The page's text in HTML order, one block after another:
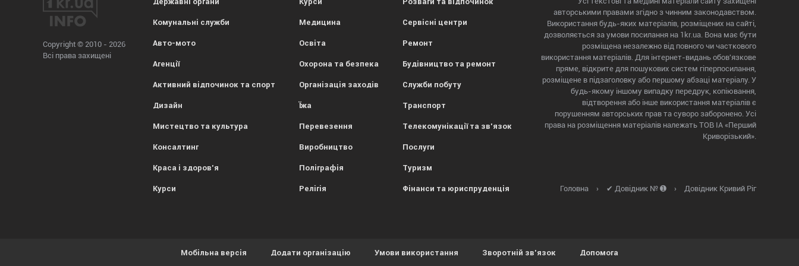
Copyright © 2010 - 2026
Всі права захищені
Комунальні служби
Авто-мото
Агенції
Активний відпочинок та спорт
Дизайн
Мистецтво та культура
Консалтинг
Краса і здоров'я
Курси
Медицина
Освіта
Охорона та безпека
Організація заходів
Їжа
Перевезення
Виробництво
Поліграфія
Релігія
Сервісні центри
Ремонт
Будівництво та ремонт
Служби побуту
Транспорт
Телекомунікації та зв'язок
Послуги
Туризм
Фінанси та юриспруденція
авторськими правами згідно з чинним законодавством.
Використання будь-яких матеріалів, розміщених на сайті,
дозволяється за умови посилання на 1kr.ua. Вона має бути
розміщена незалежно від повного чи часткового
використання матеріалів. Для інтернет-видань обов'язкове
пряме, відкрите для пошукових систем гіперпосилання,
розміщене в підзаголовку або першому абзаці матеріалу. У
будь-якому іншому випадку передрук, копіювання,
відтворення або інше використання матеріалів є
порушенням авторських прав та суворо заборонено. Усі
права на розміщення матеріалів належать ТОВ ІА «Перший
Криворізький».
Головна › ✔ Довідник № ➊ › Довідник Кривий Ріг
Мобільна версія Додати організацію Умови використання Зворотній зв'язок Допомога